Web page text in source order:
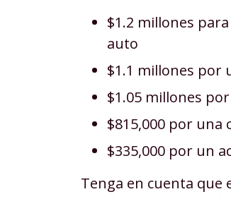
$1.2 millones
auto
$1.1 millones por
$1.05 millones
$815,000 por
$335,000 por un
Tenga en cuenta que